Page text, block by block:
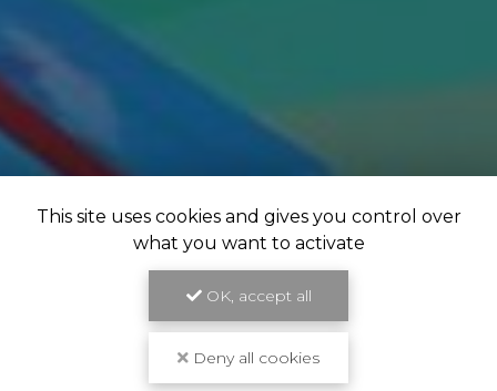
This site uses cookies and gives you control over
what you want to activate
OK, accept all
Deny all cookies